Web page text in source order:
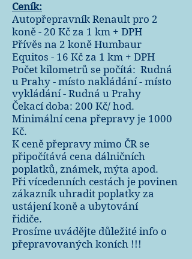
Ceník:
Autopřepravník Renault pro 2
koně - 20 Kč za 1 km + DPH
Přívěs na 2 koně Humbaur
Equitos - 16 Kč za 1 km + DPH
Počet kilometrů se počítá: Rudná
u Prahy - místo nakládání - místo
vykládání - Rudná u Prahy
Čekací doba: 200 Kč/ hod.
Minimální cena přepravy je 1000
Kč.
K ceně přepravy mimo ČR se
připočítává cena dálničních
poplatků, známek, mýta apod.
Při vícedenních cestách je povinen
zákazník uhradit poplatky za
ustájení koně a ubytování
řidiče.
Prosíme uvádějte důležité info o
přepravovaných koních !!!